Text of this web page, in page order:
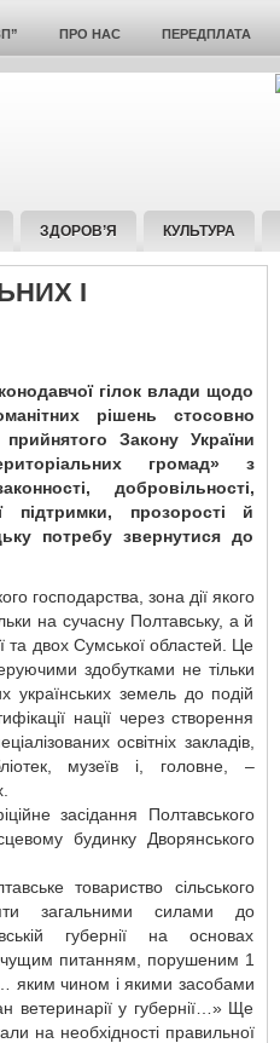
ПРО НАС ПЕРЕДПЛАТА
ЗДОРОВ’Я КУЛЬТУРА
І
гілок влади щодо
рішень стосовно
Закону України
громад» з
добровільності,
підтримки, прозорості й
потребу звернутися до
господарства, зона дії якого
на сучасну Полтавську, а й
та двох Сумської областей. Це
здобутками не тільки
українських земель до подій
нації через створення
освітніх закладів,
музеїв і, головне, –
засідання Полтавського
будинку Дворянського
товариство сільського
загальними силами до
губернії на основах
питанням, порушеним 1
чином і якими засобами
ветеринарії у губернії…» Ще
на необхідності правильної